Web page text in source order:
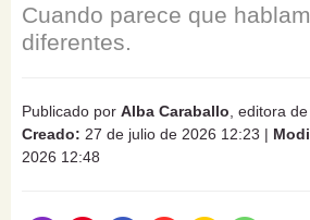
Cuando parece que
diferentes.
Publicado por Alba Caraballo, editora
Creado: 27 de julio de 2026 12:23 |
2026 12:48